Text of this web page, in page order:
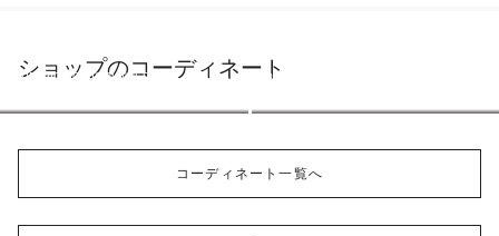
ショップのコーディネート
ROPE' PICNIC/VIS/JUNRED ROPE' PICNIC/VIS/JUNRED
コーディネート一覧へ